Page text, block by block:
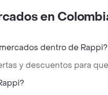
en
dentro de Rappi?
y descuentos para